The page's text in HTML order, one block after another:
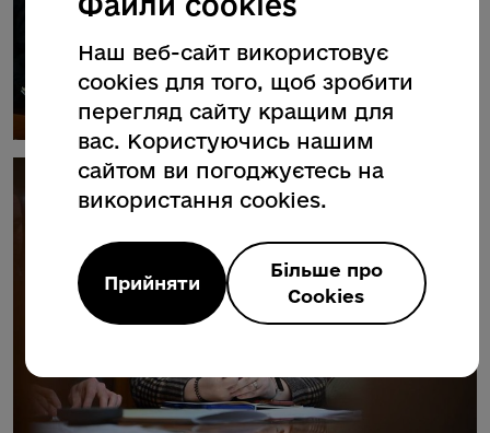
Наш веб-сайт використовує
cookies для того, щоб зробити
перегляд сайту кращим для
вас. Користуючись нашим
сайтом ви погоджуєтесь на
використання cookies.
Прийняти
Більше про
Cookies